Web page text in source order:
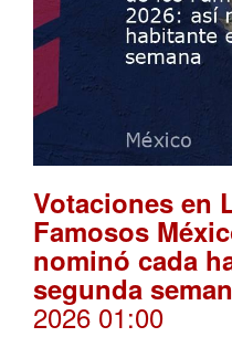
Votaciones en
Famosos
nominó cada
segunda
2026 01:00